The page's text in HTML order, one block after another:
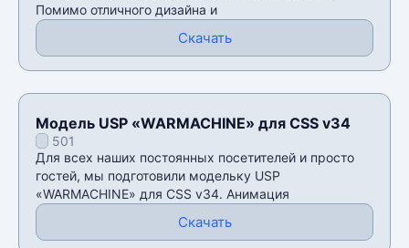
Помимо отличного дизайна и
Скачать
Модель USP «WARMACHINE» для CSS v34
501
Для всех наших постоянных посетителей и просто
гостей, мы подготовили модельку USP
«WARMACHINE» для CSS v34. Анимация
Скачать